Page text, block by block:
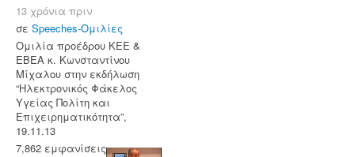
13 χρόνια πριν
σε Speeches-Ομιλίες
Ομιλία προέδρου ΚΕΕ &
ΕΒΕΑ κ. Κωνσταντίνου
Μίχαλου στην εκδήλωση
“Ηλεκτρονικός Φάκελος
Υγείας Πολίτη και
Επιχειρηματικότητα”,
19.11.13
7,862 εμφανίσεις